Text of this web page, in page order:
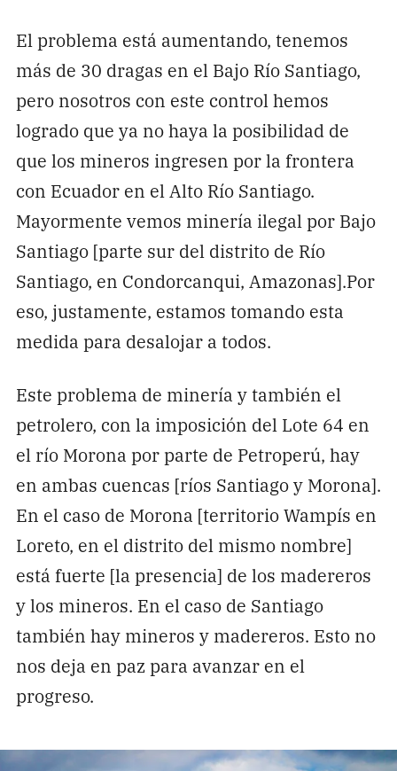
El problema está aumentando, tenemos
más de 30 dragas en el Bajo Río Santiago,
pero nosotros con este control hemos
logrado que ya no haya la posibilidad de
que los mineros ingresen por la frontera
con Ecuador en el Alto Río Santiago.
Mayormente vemos minería ilegal por Bajo
Santiago [parte sur del distrito de Río
Santiago, en Condorcanqui, Amazonas].Por
eso, justamente, estamos tomando esta
medida para desalojar a todos.
Este problema de minería y también el
petrolero, con la imposición del Lote 64 en
el río Morona por parte de Petroperú, hay
en ambas cuencas [ríos Santiago y Morona].
En el caso de Morona [territorio Wampís en
Loreto, en el distrito del mismo nombre]
está fuerte [la presencia] de los madereros
y los mineros. En el caso de Santiago
también hay mineros y madereros. Esto no
nos deja en paz para avanzar en el
progreso.